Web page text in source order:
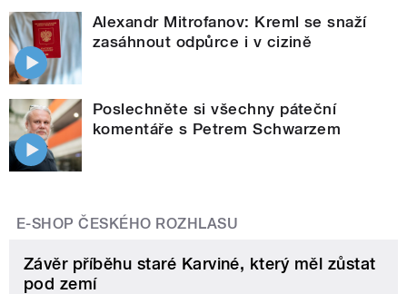
Alexandr Mitrofanov: Kreml se snaží
zasáhnout odpůrce i v cizině
Poslechněte si všechny páteční
komentáře s Petrem Schwarzem
E-SHOP ČESKÉHO ROZHLASU
Závěr příběhu staré Karviné, který měl zůstat
pod zemí